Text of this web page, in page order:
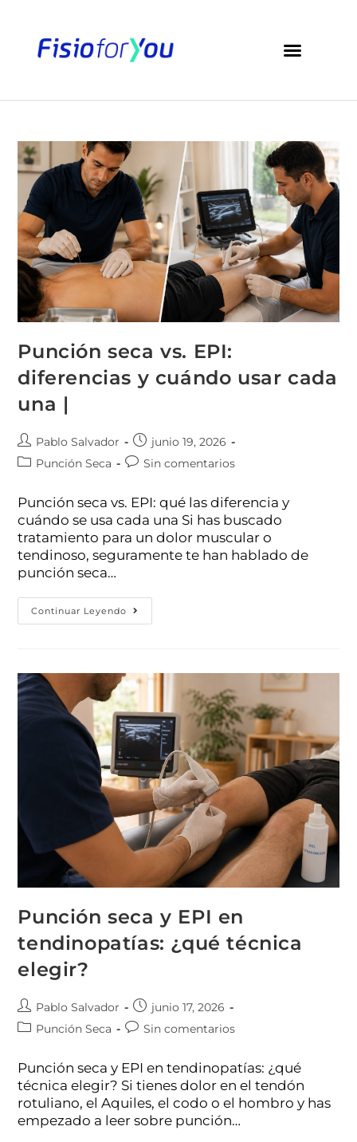
Punción seca vs. EPI:
diferencias y cuándo usar cada
una |
Pablo Salvador
junio 19, 2026
Punción Seca
Sin comentarios
Punción seca vs. EPI: qué las diferencia y
cuándo se usa cada una Si has buscado
tratamiento para un dolor muscular o
tendinoso, seguramente te han hablado de
punción seca…
Continuar Leyendo
Punción seca y EPI en
tendinopatías: ¿qué técnica
elegir?
Pablo Salvador
junio 17, 2026
Punción Seca
Sin comentarios
Punción seca y EPI en tendinopatías: ¿qué
técnica elegir? Si tienes dolor en el tendón
rotuliano, el Aquiles, el codo o el hombro y has
empezado a leer sobre punción…